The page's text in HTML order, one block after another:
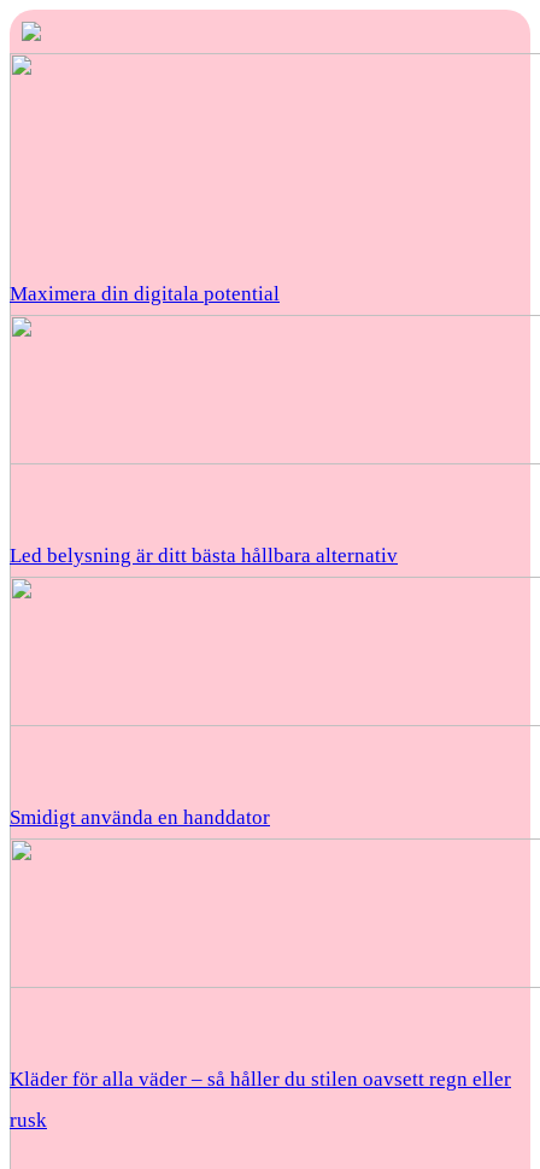
Maximera din digitala potential
Led belysning är ditt bästa hållbara alternativ
Smidigt använda en handdator
Kläder för alla väder – så håller du stilen oavsett regn eller
rusk